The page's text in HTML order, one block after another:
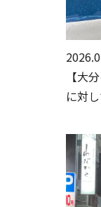
【大
に対